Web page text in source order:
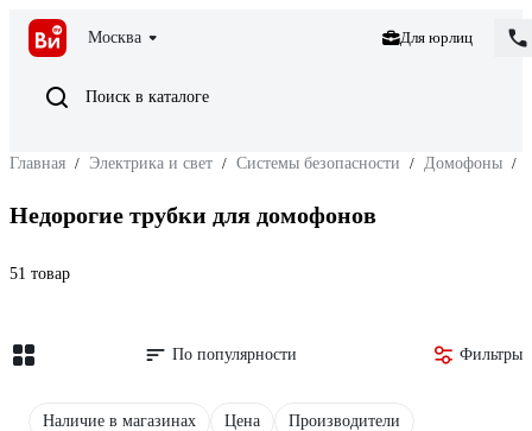
Москва Для юрлиц
Поиск в каталоге
Главная / Электрика и свет / Системы безопасности / Домофоны /
Недорогие трубки для домофонов
51 товар
По популярности Фильтры
Наличие в магазинах Цена Производители